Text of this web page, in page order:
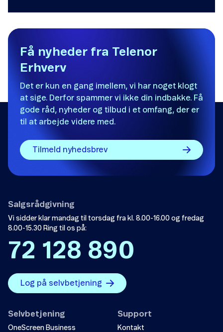
Få nyheder fra Telenor
Erhverv
Det er kun en gang imellem, vi har noget klogt
at sige. Derfor spammer vi ikke din indbakke. Få
gode råd, nyheder og tilbud i et omfang, der er
til at arbejde videre med.
Tilmeld nyhedsbrev
Salgsrådgivning
Vi sidder klar mandag til torsdag fra kl. 8.00-16.00 og fredag
8.00-15.30 Ring til os på:
72 128 890
Log på selvbetjening
Selvbetjening
OneScreen Business
Support
Kontakt